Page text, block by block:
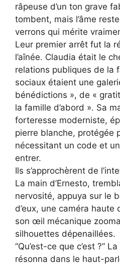
râpeuse d’un ton grave
tombent, mais l’âme
verrons qui mérite
Leur premier arrêt fut la
l’aînée. Claudia était le
relations publiques de la
sociaux étaient une
bénédictions », de «
la famille d’abord ». Sa
forteresse moderniste,
pierre blanche, protégée
nécessitant un code et
entrer.
Ils s’approchèrent de
La main d’Ernesto,
nervosité, appuya sur le
d’eux, une caméra
son œil mécanique
silhouettes dépenaillées.
“Qu’est-ce que c’est ?”
résonna dans le haut-